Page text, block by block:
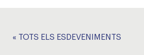
« TOTS ELS ESDEVENIMENTS